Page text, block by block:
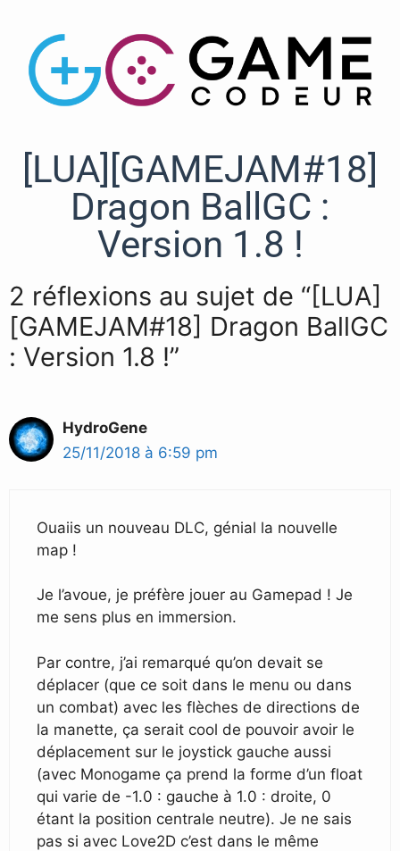
[LUA][GAMEJAM#18]
Dragon BallGC :
Version 1.8 !
2 réflexions au sujet de “[LUA]
[GAMEJAM#18] Dragon BallGC
: Version 1.8 !”
HydroGene
25/11/2018 à 6:59 pm
Ouaiis un nouveau DLC, génial la nouvelle
map !
Je l’avoue, je préfère jouer au Gamepad ! Je
me sens plus en immersion.
Par contre, j’ai remarqué qu’on devait se
déplacer (que ce soit dans le menu ou dans
un combat) avec les flèches de directions de
la manette, ça serait cool de pouvoir avoir le
déplacement sur le joystick gauche aussi
(avec Monogame ça prend la forme d’un float
qui varie de -1.0 : gauche à 1.0 : droite, 0
étant la position centrale neutre). Je ne sais
pas si avec Love2D c’est dans le même